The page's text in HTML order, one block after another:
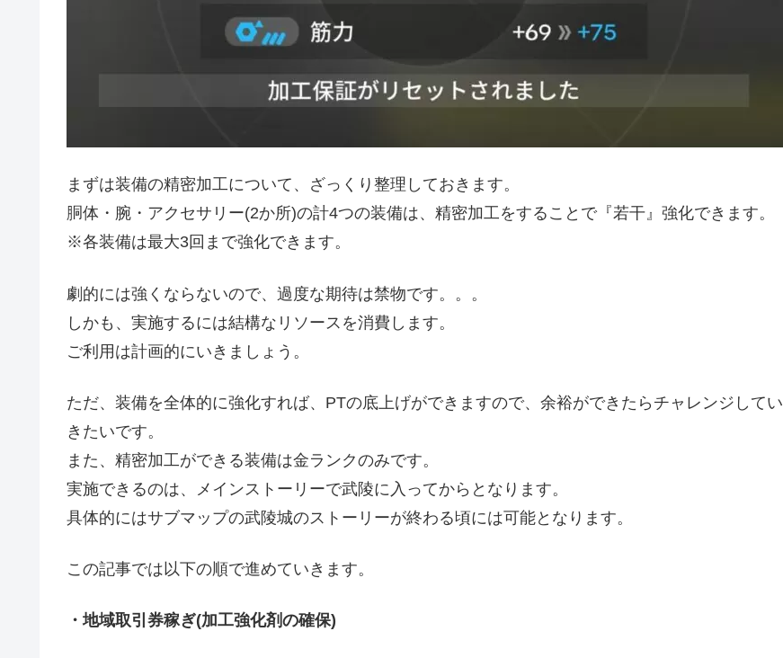
まずは装備の精密加工について、ざっくり整理しておきます。
胴体・腕・アクセサリー(2か所)の計4つの装備は、精密加工をすることで『若干』強化できます。
※各装備は最大3回まで強化できます。
劇的には強くならないので、過度な期待は禁物です。。。
しかも、実施するには結構なリソースを消費します。
ご利用は計画的にいきましょう。
ただ、装備を全体的に強化すれば、PTの底上げができますので、余裕ができたらチャレンジしてい
きたいです。
また、精密加工ができる装備は金ランクのみです。
実施できるのは、メインストーリーで武陵に入ってからとなります。
具体的にはサブマップの武陵城のストーリーが終わる頃には可能となります。
この記事では以下の順で進めていきます。
・地域取引券稼ぎ(加工強化剤の確保)